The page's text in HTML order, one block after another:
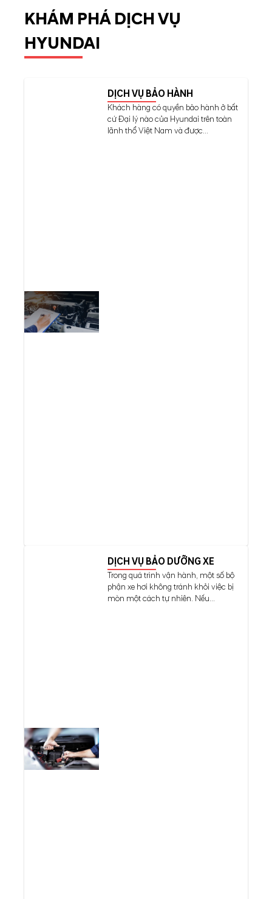
KHÁM PHÁ DỊCH VỤ
HYUNDAI
DỊCH VỤ BẢO HÀNH
Khách hàng có quyền bảo hành ở bất
cứ Đại lý nào của Hyundai trên toàn
lãnh thổ Việt Nam và được...
DỊCH VỤ BẢO DƯỠNG XE
Trong quá trình vận hành, một số bộ
phận xe hơi không tránh khỏi việc bị
mòn một cách tự nhiên. Nếu...